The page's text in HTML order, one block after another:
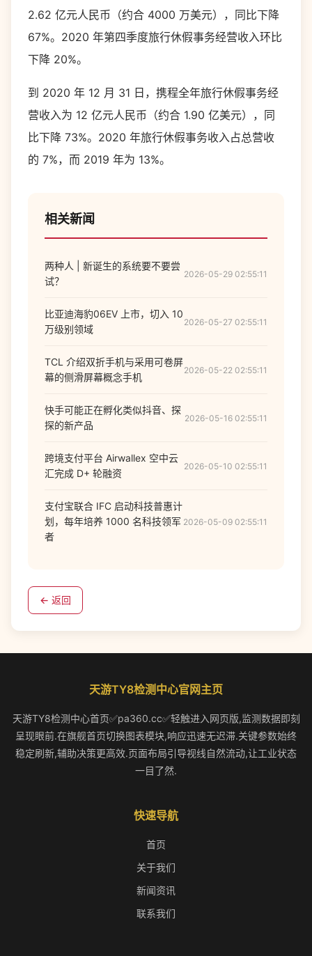
2.62 亿元人民币（约合 4000 万美元），同比下降
67%。2020 年第四季度旅行休假事务经营收入环比
下降 20%。
到 2020 年 12 月 31 日，携程全年旅行休假事务经
营收入为 12 亿元人民币（约合 1.90 亿美元），同
比下降 73%。2020 年旅行休假事务收入占总营收
的 7%，而 2019 年为 13%。
相关新闻
两种人 | 新诞生的系统要不要尝
试？
2026-05-29 02:55:11
比亚迪海豹06EV 上市，切入 10
万级别领域
2026-05-27 02:55:11
TCL 介绍双折手机与采用可卷屏
幕的侧滑屏幕概念手机
2026-05-22 02:55:11
快手可能正在孵化类似抖音、探
探的新产品
2026-05-16 02:55:11
跨境支付平台 Airwallex 空中云
汇完成 D+ 轮融资
2026-05-10 02:55:11
支付宝联合 IFC 启动科技普惠计
划，每年培养 1000 名科技领军
者
2026-05-09 02:55:11
← 返回
天游TY8检测中心官网主页
天游TY8检测中心首页✅pa360.cc✅轻触进入网页版,监测数据即刻
呈现眼前.在旗舰首页切换图表模块,响应迅速无迟滞.关键参数始终
稳定刷新,辅助决策更高效.页面布局引导视线自然流动,让工业状态
一目了然.
快速导航
首页
关于我们
新闻资讯
联系我们